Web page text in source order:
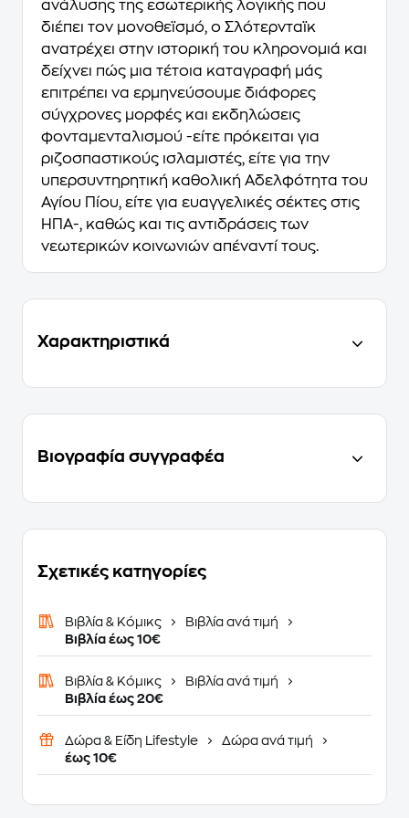
ανάλυσης της εσωτερικής λογικής που
διέπει τον μονοθεϊσμό, ο Σλότερνταϊκ
ανατρέχει στην ιστορική του κληρονομιά και
δείχνει πώς μια τέτοια καταγραφή μάς
επιτρέπει να ερμηνεύσουμε διάφορες
σύγχρονες μορφές και εκδηλώσεις
φονταμενταλισμού -είτε πρόκειται για
ριζοσπαστικούς ισλαμιστές, είτε για την
υπερσυντηρητική καθολική Αδελφότητα του
Αγίου Πίου, είτε για ευαγγελικές σέκτες στις
ΗΠΑ-, καθώς και τις αντιδράσεις των
νεωτερικών κοινωνιών απέναντί τους.
Χαρακτηριστικά
Βιογραφία συγγραφέα
Σχετικές κατηγορίες
Βιβλία & Κόμικς
Βιβλία ανά τιμή
Βιβλία έως 10€
Βιβλία & Κόμικς
Βιβλία ανά τιμή
Βιβλία έως 20€
Δώρα & Είδη Lifestyle
Δώρα ανά τιμή
έως 10€